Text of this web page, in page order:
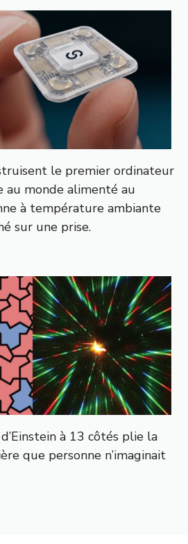
le premier ordinateur
monde alimenté au
à température ambiante
sur une prise.
à 13 côtés plie la
que personne n’imaginait